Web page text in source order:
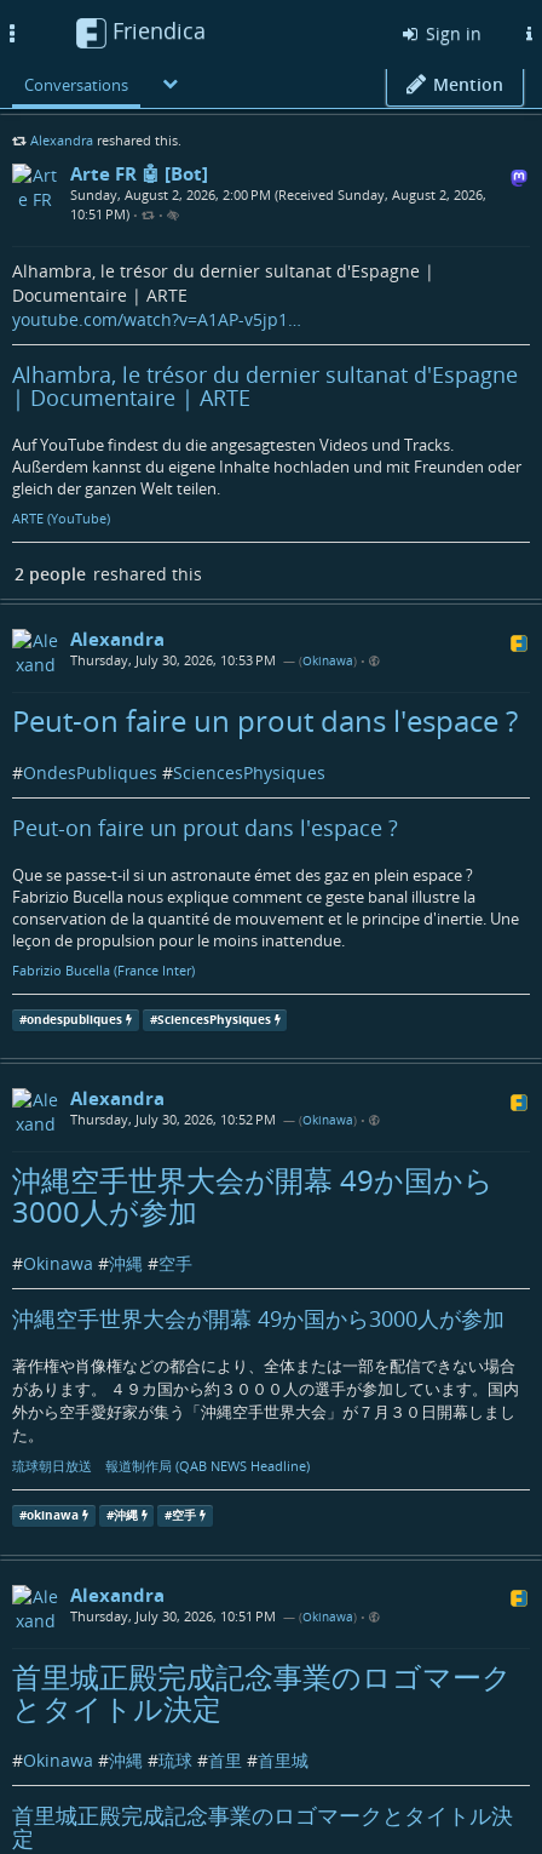
Friendica Sign in
Conversations Mention
Alexandra reshared this.
Arte FR 🤖 [Bot]
Sunday, August 2, 2026, 2:00 PM (Received Sunday, August 2, 2026,
10:51 PM) • •
Alhambra, le trésor du dernier sultanat d'Espagne |
Documentaire | ARTE
youtube.com/watch?v=A1AP-v5jp1…
Alhambra, le trésor du dernier sultanat d'Espagne
| Documentaire | ARTE
Auf YouTube findest du die angesagtesten Videos und Tracks.
Außerdem kannst du eigene Inhalte hochladen und mit Freunden oder
gleich der ganzen Welt teilen.
ARTE (YouTube)
2 people reshared this
Alexandra
Thursday, July 30, 2026, 10:53 PM — (Okinawa) •
Peut-on faire un prout dans l'espace ?
#OndesPubliques #SciencesPhysiques
Peut-on faire un prout dans l'espace ?
Que se passe-t-il si un astronaute émet des gaz en plein espace ?
Fabrizio Bucella nous explique comment ce geste banal illustre la
conservation de la quantité de mouvement et le principe d'inertie. Une
leçon de propulsion pour le moins inattendue.
Fabrizio Bucella (France Inter)
#ondespubliques #SciencesPhysiques
Alexandra
Thursday, July 30, 2026, 10:52 PM — (Okinawa) •
沖縄空手世界大会が開幕 49か国から
3000人が参加
#Okinawa #沖縄 #空手
沖縄空手世界大会が開幕 49か国から3000人が参加
著作権や肖像権などの都合により、全体または一部を配信できない場合
があります。 ４９カ国から約３０００人の選手が参加しています。国内
外から空手愛好家が集う「沖縄空手世界大会」が７月３０日開幕しまし
た。
琉球朝日放送 報道制作局 (QAB NEWS Headline)
#okinawa #沖縄 #空手
Alexandra
Thursday, July 30, 2026, 10:51 PM — (Okinawa) •
首里城正殿完成記念事業のロゴマーク
とタイトル決定
#Okinawa #沖縄 #琉球 #首里 #首里城
首里城正殿完成記念事業のロゴマークとタイトル決
定